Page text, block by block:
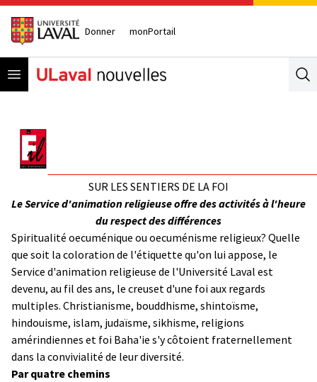
Donner monPortail
Open menu
SUR LES SENTIERS DE LA FOI
Le Service d'animation religieuse offre des activités à l'heure
du respect des différences
Spiritualité oecuménique ou oecuménisme religieux? Quelle
que soit la coloration de l'étiquette qu'on lui appose, le
Service d'animation religieuse de l'Université Laval est
devenu, au fil des ans, le creuset d'une foi aux regards
multiples. Christianisme, bouddhisme, shintoïsme,
hindouisme, islam, judaïsme, sikhisme, religions
amérindiennes et foi Baha'ie s'y côtoient fraternellement
dans la convivialité de leur diversité.
Par quatre chemins